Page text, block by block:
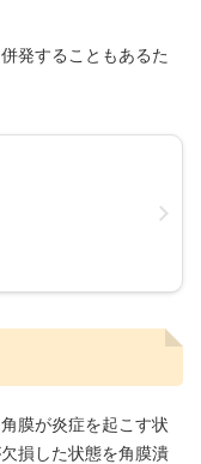
発することもあるた
膜が炎症を起こす状
損した状態を角膜潰